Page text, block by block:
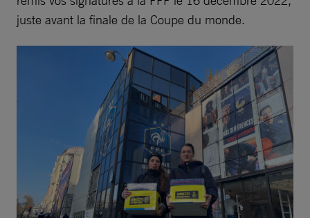
juste avant la finale de la Coupe du monde.